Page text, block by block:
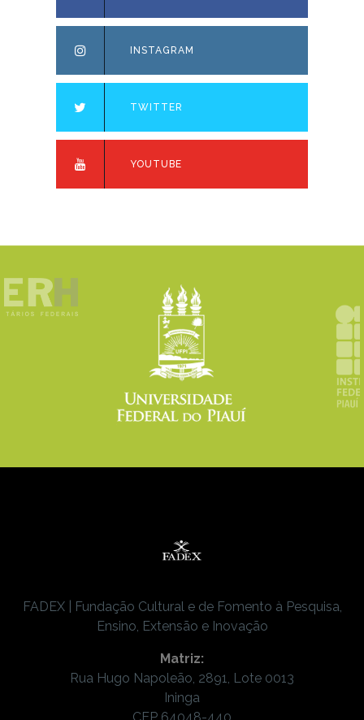
INSTAGRAM
TWITTER
YOUTUBE
FADEX | Fundação Cultural e de Fomento à Pesquisa,
Ensino, Extensão e Inovação
Matriz:
Rua Hugo Napoleão, 2891, Lote 0013
Ininga